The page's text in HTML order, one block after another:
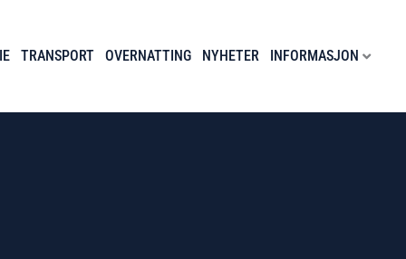
TRANSPORT OVERNATTING NYHETER INFORMASJON